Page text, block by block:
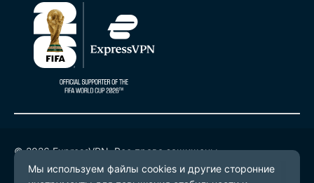
© 2026 ExpressVPN. Все права защищены.
Политика конфиденциальности